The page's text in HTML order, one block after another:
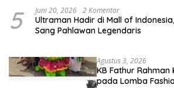
5 Juni 20, 2026 2 Komentar
Ultraman Hadir di Mall of
Sang Pahlawan Legendaris
Agustus 3, 2026
KB Fathur
pada Lomba